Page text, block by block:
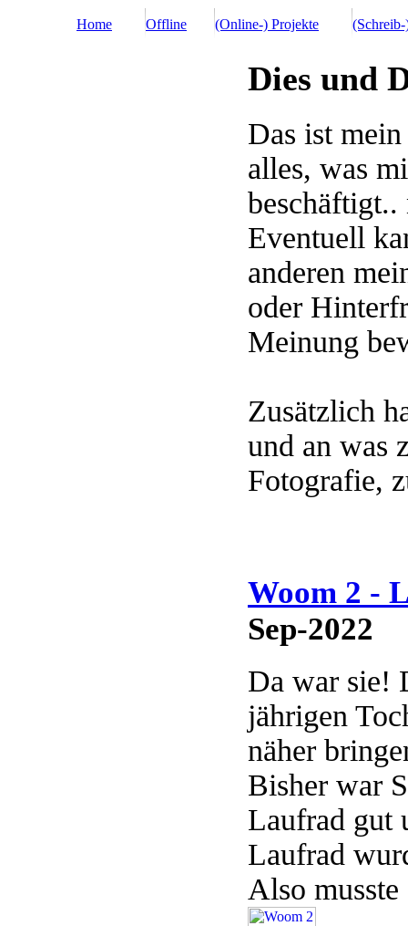
Home Offline (Online-) Projekte
Dies und
Das ist
alles, was
beschäftigt..
Eventuell
anderen
oder
Meinung
Zusätzlich
und an was
Fotografie,
Woom 2 -
Sep-2022
Da war sie!
jährigen
näher
Bisher war
Laufrad gut
Laufrad
Also